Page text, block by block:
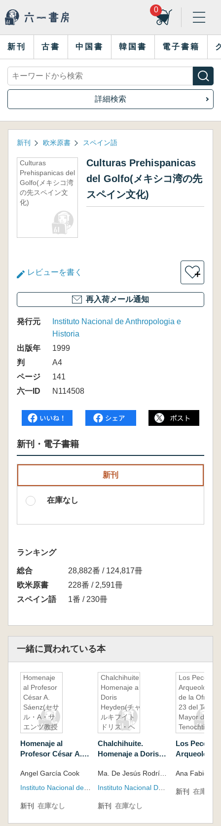
0
新刊 古書 中国書 韓国書 電子書籍
詳細検索
新刊 欧米原書 スペイン語
Culturas
Prehispanicas del
Golfo(メキシコ湾
の先スペイン文
化)
Culturas Prehispanicas
del Golfo(メキシコ湾の先
スペイン文化)
レビューを書く ＋
再入荷メール通知
発行元
Instituto Nacional de Anthropologia e
Historia
出版年
1999
判
A4
ページ
141
六一ID
N114508
新刊・電子書籍
新刊
在庫なし
ランキング
総合
28,882番 / 124,817冊
欧米原書
228番 / 2,591冊
スペイン語
1番 / 230冊
一緒に買われている本
Homenaje
al Profesor
César A.
Sáenz(セサ
ル・A・サ
エンツ教授
Homenaje al
Profesor César A.
サエンツ教授に捧ぐ)
Angel García Cook
新刊 在庫なし
Chalchihuite.
Homenaje a
Doris
Heyden(チャ
ルキフイト
ドリス・ヘ
賛辞)
Chalchihuite.
Homenaje a Doris
イト ドリス・ヘイデ
ンへの賛辞)
新刊 在庫なし
Los Peces
de la Ofrenda
23 del
Mayor de
Tenochtitlan(
ンのテンプ
ロ・マヨール
の考古学的魚
Los Peces
Templo
ティトラン
新刊 在庫なし